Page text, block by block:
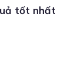
tốt nhất